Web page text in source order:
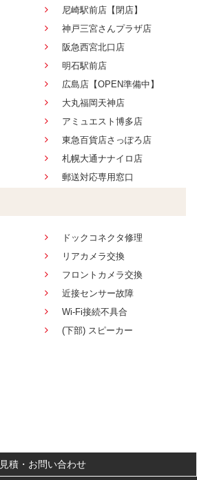
尼崎駅前店【閉店】
神戸三宮さんプラザ店
阪急西宮北口店
明石駅前店
広島店【OPEN準備中】
大丸福岡天神店
アミュエスト博多店
東急百貨店さっぽろ店
札幌大通ナナイロ店
郵送対応専用窓口
ドックコネクタ修理
リアカメラ交換
フロントカメラ交換
近接センサー故障
Wi-Fi接続不具合
(下部) スピーカー
見積・お問い合わせ